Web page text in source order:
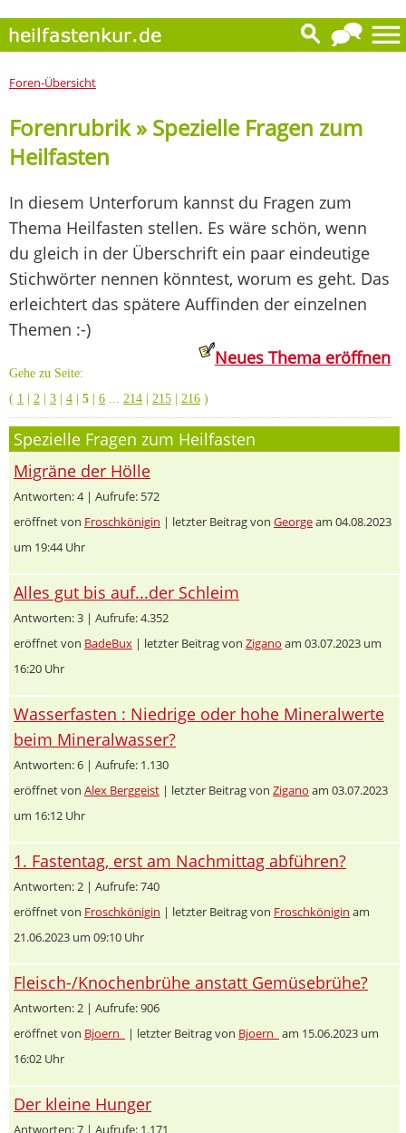
Foren-Übersicht
Forenrubrik » Spezielle Fragen zum
Heilfasten
In diesem Unterforum kannst du Fragen zum
Thema Heilfasten stellen. Es wäre schön, wenn
du gleich in der Überschrift ein paar eindeutige
Stichwörter nennen könntest, worum es geht. Das
erleichtert das spätere Auffinden der einzelnen
Themen :-)
Neues Thema eröffnen
Gehe zu Seite:
( 1 2 3 4 5 6 214 215 216 )
Spezielle Fragen zum Heilfasten
Migräne der Hölle
Antworten: 4 | Aufrufe: 572
eröffnet von Froschkönigin | letzter Beitrag von Georgeam 04.08.2023
um 19:44 Uhr
Alles gut bis auf...der Schleim
Antworten: 3 | Aufrufe: 4.352
eröffnet von BadeBux | letzter Beitrag von Zigano am 03.07.2023 um
16:20 Uhr
Wasserfasten : Niedrige oder hohe Mineralwerte
beim Mineralwasser?
Antworten: 6 | Aufrufe: 1.130
eröffnet von Alex Berggeist | letzter Beitrag von Zigano am 03.07.2023
um 16:12 Uhr
1. Fastentag, erst am Nachmittag abführen?
Antworten: 2 | Aufrufe: 740
eröffnet von Froschkönigin | letzter Beitrag von Froschkönigin am
21.06.2023 um 09:10 Uhr
Fleisch-/Knochenbrühe anstatt Gemüsebrühe?
Antworten: 2 | Aufrufe: 906
eröffnet von Bjoern_ | letzter Beitrag von Bjoern_ am 15.06.2023 um
16:02 Uhr
Der kleine Hunger
Antworten: 7 | Aufrufe: 1.171